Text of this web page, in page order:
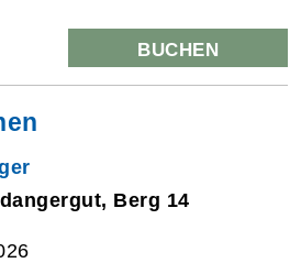
BUCHEN
Berg 14